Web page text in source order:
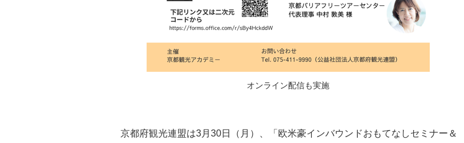
オンライン配信も実施
京都府観光連盟は3月30日（月）、「欧米豪インバウンドおもてなしセミナー＆